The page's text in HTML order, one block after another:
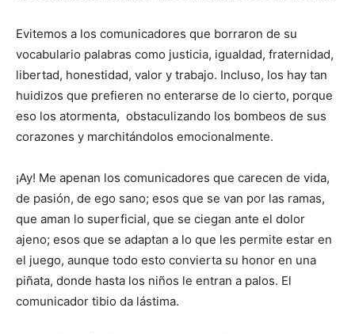
Evitemos a los comunicadores que borraron de su
vocabulario palabras como justicia, igualdad, fraternidad,
libertad, honestidad, valor y trabajo. Incluso, los hay tan
huidizos que prefieren no enterarse de lo cierto, porque
eso los atormenta, obstaculizando los bombeos de sus
corazones y marchitándolos emocionalmente.
¡Ay! Me apenan los comunicadores que carecen de vida,
de pasión, de ego sano; esos que se van por las ramas,
que aman lo superficial, que se ciegan ante el dolor
ajeno; esos que se adaptan a lo que les permite estar en
el juego, aunque todo esto convierta su honor en una
piñata, donde hasta los niños le entran a palos. El
comunicador tibio da lástima.